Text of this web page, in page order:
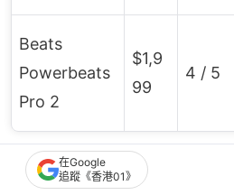
Beats
Powerbeats
Pro 2
$1,9
99
4 / 5
哪幾款耳機音質最完美？
在Google
追蹤《香港01》